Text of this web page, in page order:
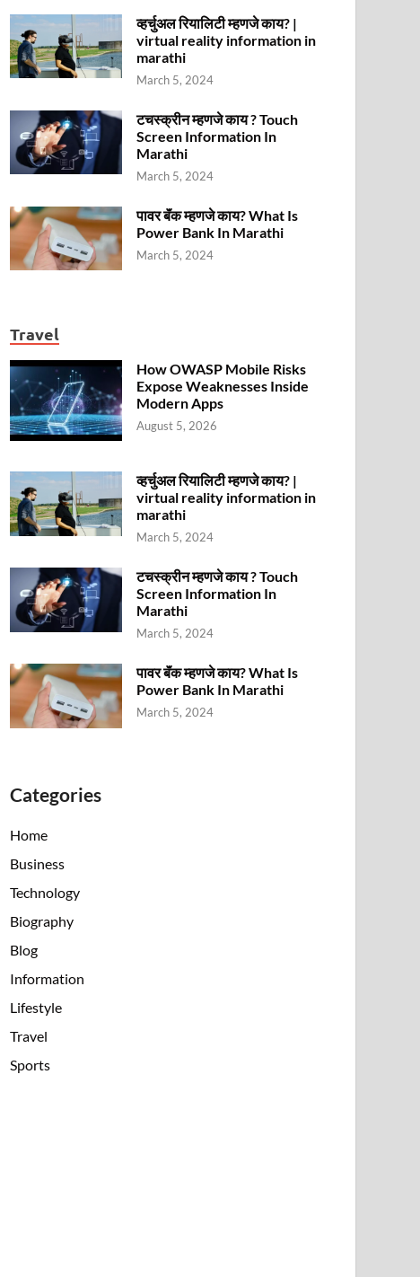
व्हर्चुअल रियालिटी म्हणजे काय? |
virtual reality information in
marathi
March 5, 2024
टचस्क्रीन म्हणजे काय ? Touch
Screen Information In
Marathi
March 5, 2024
पावर बॅंक म्हणजे काय? What Is
Power Bank In Marathi
March 5, 2024
Travel
How OWASP Mobile Risks
Expose Weaknesses Inside
Modern Apps
August 5, 2026
व्हर्चुअल रियालिटी म्हणजे काय? |
virtual reality information in
marathi
March 5, 2024
टचस्क्रीन म्हणजे काय ? Touch
Screen Information In
Marathi
March 5, 2024
पावर बॅंक म्हणजे काय? What Is
Power Bank In Marathi
March 5, 2024
Categories
Home
Business
Technology
Biography
Blog
Information
Lifestyle
Travel
Sports